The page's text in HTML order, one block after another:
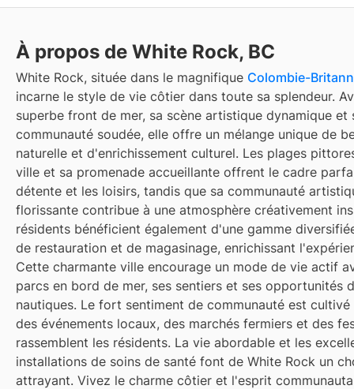
À propos de White Rock, BC
White Rock, située dans le magnifique Colombie-
incarne le style de vie côtier dans toute sa splendeur.
superbe front de mer, sa scène artistique dynamique et
communauté soudée, elle offre un mélange unique de
naturelle et d'enrichissement culturel. Les plages
ville et sa promenade accueillante offrent le cadre
détente et les loisirs, tandis que sa communauté
florissante contribue à une atmosphère créativement
résidents bénéficient également d'une gamme
de restauration et de magasinage, enrichissant
Cette charmante ville encourage un mode de vie actif
parcs en bord de mer, ses sentiers et ses opportunités
nautiques. Le fort sentiment de communauté est
des événements locaux, des marchés fermiers et des
rassemblent les résidents. La vie abordable et les
installations de soins de santé font de White Rock un
attrayant. Vivez le charme côtier et l'esprit